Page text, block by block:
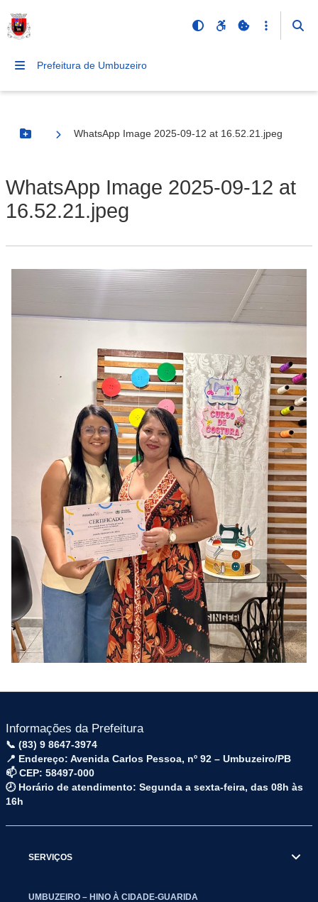
Prefeitura de Umbuzeiro
Botão Menu
WhatsApp Image 2025-09-12 at 16.52.21.jpeg
WhatsApp Image 2025-09-12 at
16.52.21.jpeg
Informações da Prefeitura
📞 (83) 9 8647-3974
📍 Endereço: Avenida Carlos Pessoa, nº 92 – Umbuzeiro/PB
📫 CEP: 58497-000
🕗 Horário de atendimento: Segunda a sexta-feira, das 08h às
16h
SERVIÇOS
UMBUZEIRO – HINO À CIDADE-GUARIDA